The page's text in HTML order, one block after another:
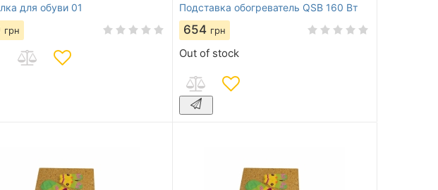
для обуви 01
грн
Подставка обогреватель QSB 160 Вт
654 грн
Out of stock